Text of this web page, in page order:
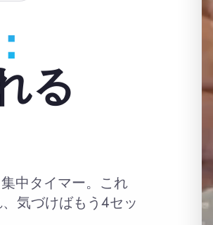
る
中タイマー。これ
気づけばもう4セッ